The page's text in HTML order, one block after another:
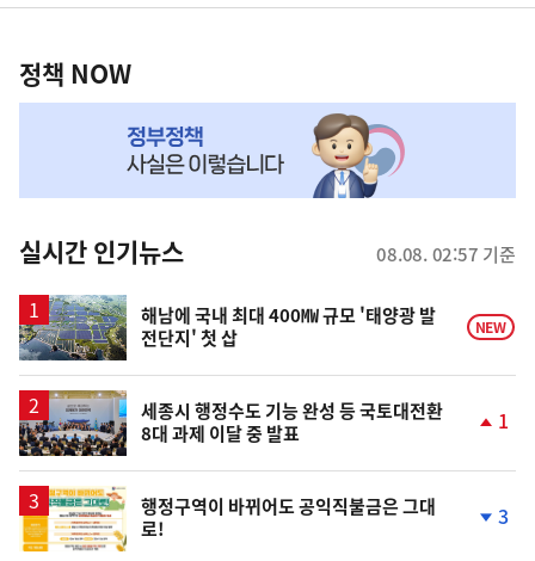
책
NOW,
뉴
스
정책 NOW
실시간 인기뉴스 08.08. 02:57 기준
해남에 국내 최대 400㎿ 규모 '태양광 발
전단지' 첫 삽
NEW
세종시 행정수도 기능 완성 등 국토대전환
8대 과제 이달 중 발표
상
1
행정구역이 바뀌어도 공익직불금은 그대
로!
3